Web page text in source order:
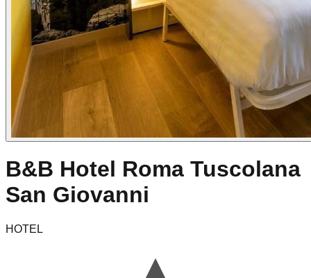
B&B Hotel Roma Tuscolana
San Giovanni
HOTEL